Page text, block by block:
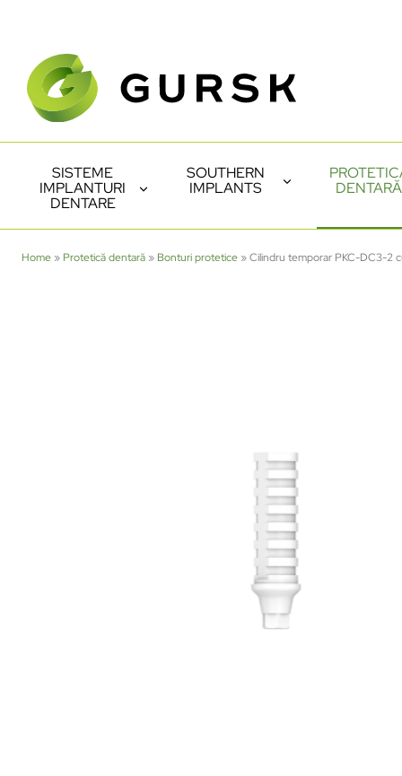
SISTEME
IMPLANTURI
DENTARE
SOUTHERN
IMPLANTS
DENTARĂ
Home » Protetică dentară » Bonturi protetice »Cilindru temporar PKC-DC3-2